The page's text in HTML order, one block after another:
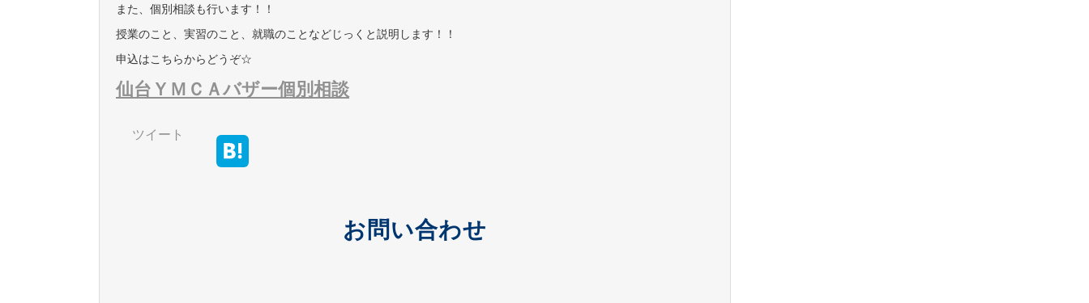
また、個別相談も行います！！
授業のこと、実習のこと、就職のことなどじっくと説明します！！
申込はこちらからどうぞ☆
仙台ＹＭＣＡバザー個別相談
ツイート
お問い合わせ